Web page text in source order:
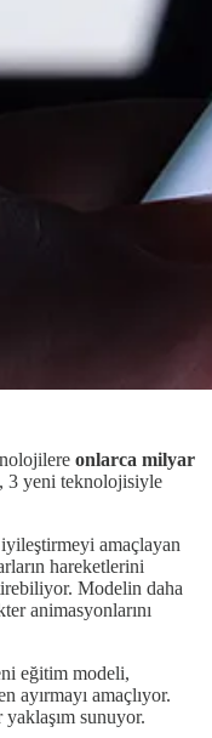
onlarca milyar
, 3 yeni teknolojisiyle
amaçlayan
hareketlerini
Modelin daha
animasyonlarını
eğitim modeli,
ayırmayı amaçlıyor.
sunuyor.